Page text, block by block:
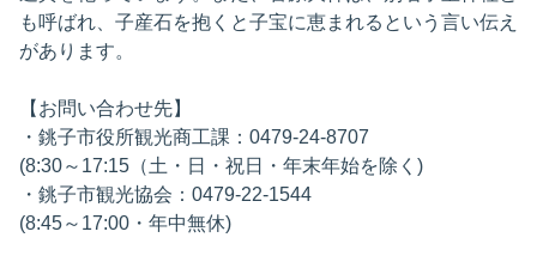
も呼ばれ、子産石を抱くと子宝に恵まれるという言い伝え
があります。
【お問い合わせ先】
・銚子市役所観光商工課：0479-24-8707
(8:30～17:15（土・日・祝日・年末年始を除く)
・銚子市観光協会：0479-22-1544
(8:45～17:00・年中無休)